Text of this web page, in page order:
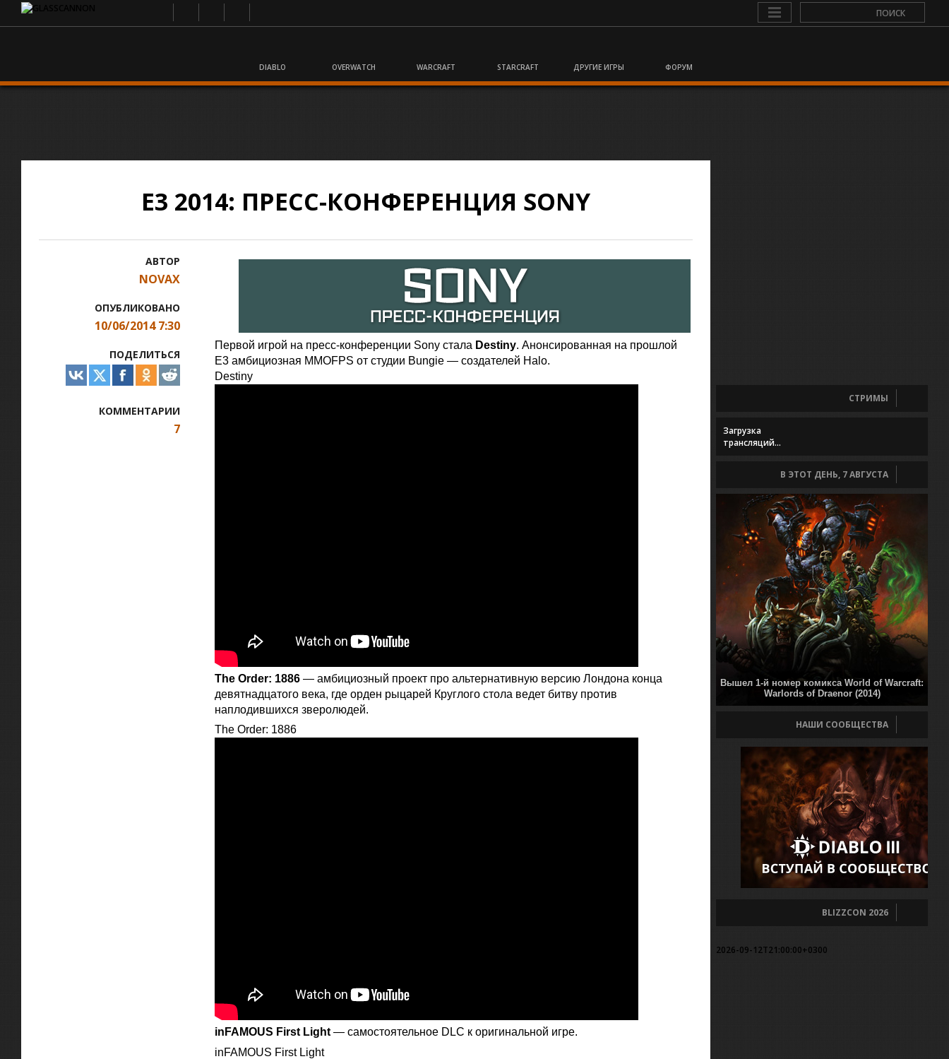
DIABLO OVERWATCH WARCRAFT STARCRAFT ДРУГИЕ ИГРЫ ФОРУМ
E3 2014: ПРЕСС-КОНФЕРЕНЦИЯ SONY
АВТОР
NOVAX
ОПУБЛИКОВАНО
10/06/2014 7:30
ПОДЕЛИТЬСЯ
КОММЕНТАРИИ
7
Первой игрой на пресс-конференции Sony стала Destiny. Анонсированная на прошлой
E3 амбициозная MMOFPS от студии Bungie — создателей Halo.
Destiny
The Order: 1886 — амбициозный проект про альтернативную версию Лондона конца
девятнадцатого века, где орден рыцарей Круглого стола ведет битву против
наплодившихся зверолюдей.
The Order: 1886
inFAMOUS First Light — самостоятельное DLC к оригинальной игре.
inFAMOUS First Light
СТРИМЫ
Загрузка
трансляций...
В ЭТОТ ДЕНЬ, 7 АВГУСТА
Вышел 1-й номер комикса World of Warcraft:
Warlords of Draenor (2014)
НАШИ СООБЩЕСТВА
BLIZZCON 2026
2026-09-12T21:00:00+0300